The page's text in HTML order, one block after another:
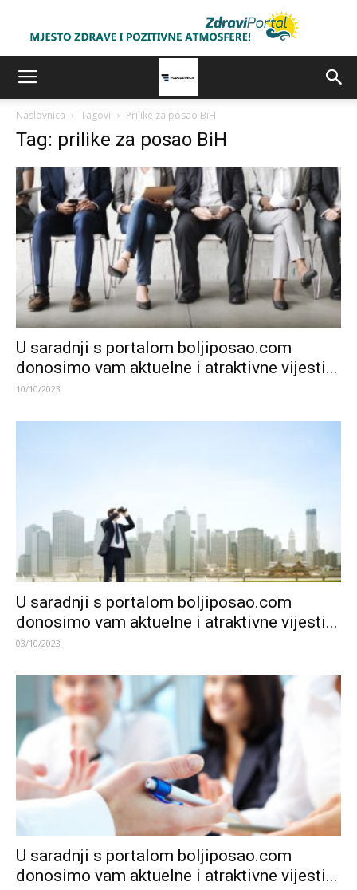
Naslovnica Tagovi Prilike za posao BiH
Tag: prilike za posao BiH
U saradnji s portalom boljiposao.com
donosimo vam aktuelne i atraktivne vijesti...
10/10/2023
U saradnji s portalom boljiposao.com
donosimo vam aktuelne i atraktivne vijesti...
03/10/2023
U saradnji s portalom boljiposao.com
donosimo vam aktuelne i atraktivne vijesti...